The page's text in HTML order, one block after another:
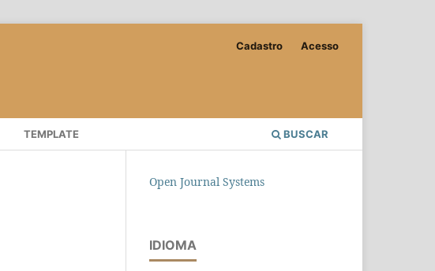
TEMPLATE BUSCAR
Cadastro Acesso
Open Journal Systems
IDIOMA